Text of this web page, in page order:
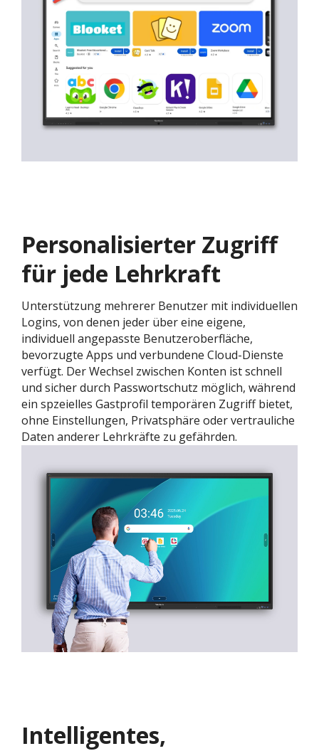
Personalisierter Zugriff
für jede Lehrkraft
Unterstützung mehrerer Benutzer mit individuellen
Logins, von denen jeder über eine eigene,
individuell angepasste Benutzeroberfläche,
bevorzugte Apps und verbundene Cloud-Dienste
verfügt. Der Wechsel zwischen Konten ist schnell
und sicher durch Passwortschutz möglich, während
ein spzeielles Gastprofil temporären Zugriff bietet,
ohne Einstellungen, Privatsphäre oder vertrauliche
Daten anderer Lehrkräfte zu gefährden.
Intelligentes,